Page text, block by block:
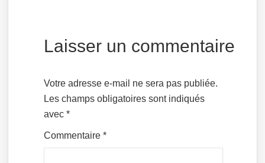
Laisser un commentaire
Votre adresse e-mail ne sera pas publiée.
Les champs obligatoires sont indiqués
avec*
Commentaire*